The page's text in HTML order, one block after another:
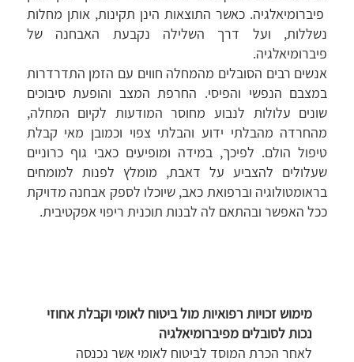
פיברומיאלגיה. כאשר התוצאות הינן תקינות, אותן מחלות
נשללות, ועל דרך השלילה נקבעת האבחנה של
פיברומיאלגיה.
אנשים רבים הסובלים מהמחלה חווים עם הזמן התדרדרות
במצבם הנפשי והפיסי. החרפת המצב והופעת סיבוכים
שונים עלולות לנבוע מחוסר המודעות לקיום המחלה,
מהחרדה מהבלתי ידוע והבלתי צפוי וכמובן מאי קבלת
טיפול הולם. לפיכך, במידה ומופיעים כאבי גוף כרוניים
שעלולים להצביע על דאבת, מומלץ לפנות למומחים
בראומטולוגיה וברפואת כאב, שיוכלו לספק אבחנה מדויקת
ככל האפשר ובהתאם לה לבנות תוכנית ריפוי אפקטיבית.
מימוש זכויות רפואיות מול ביטוח לאומי וקבלת אחוזי
נכות לסובלים מפיברומיאלגיה
לאחר הכרת המוסד לביטוח לאומי אשר נכנסה